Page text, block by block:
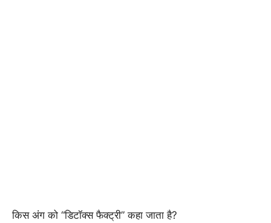
किस अंग को “डिटॉक्स फैक्ट्री” कहा जाता है?